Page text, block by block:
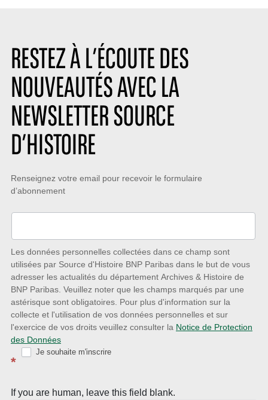
RESTEZ À L’ÉCOUTE DES
NOUVEAUTÉS AVEC LA
NEWSLETTER SOURCE
D’HISTOIRE
Restez
à
l’écoute
nouveautés
avec
la
Newsletter
Source
d’Histoire
Renseignez votre email pour recevoir le formulaire
d’abonnement
Les données personnelles collectées dans ce champ sont
utilisées par Source d'Histoire BNP Paribas dans le but de vous
adresser les actualités du département Archives & Histoire de
BNP Paribas. Veuillez noter que les champs marqués par une
astérisque sont obligatoires. Pour plus d'information sur la
collecte et l'utilisation de vos données personnelles et sur
l'exercice de vos droits veuillez consulter la Notice de Protection
des Données
*
Je souhaite m'inscrire
If you are human, leave this field blank.